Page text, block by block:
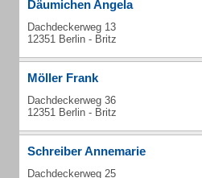
Däumichen Angela
Dachdeckerweg 13
12351 Berlin - Britz
Möller Frank
Dachdeckerweg 36
12351 Berlin - Britz
Schreiber Annemarie
Dachdeckerweg 25